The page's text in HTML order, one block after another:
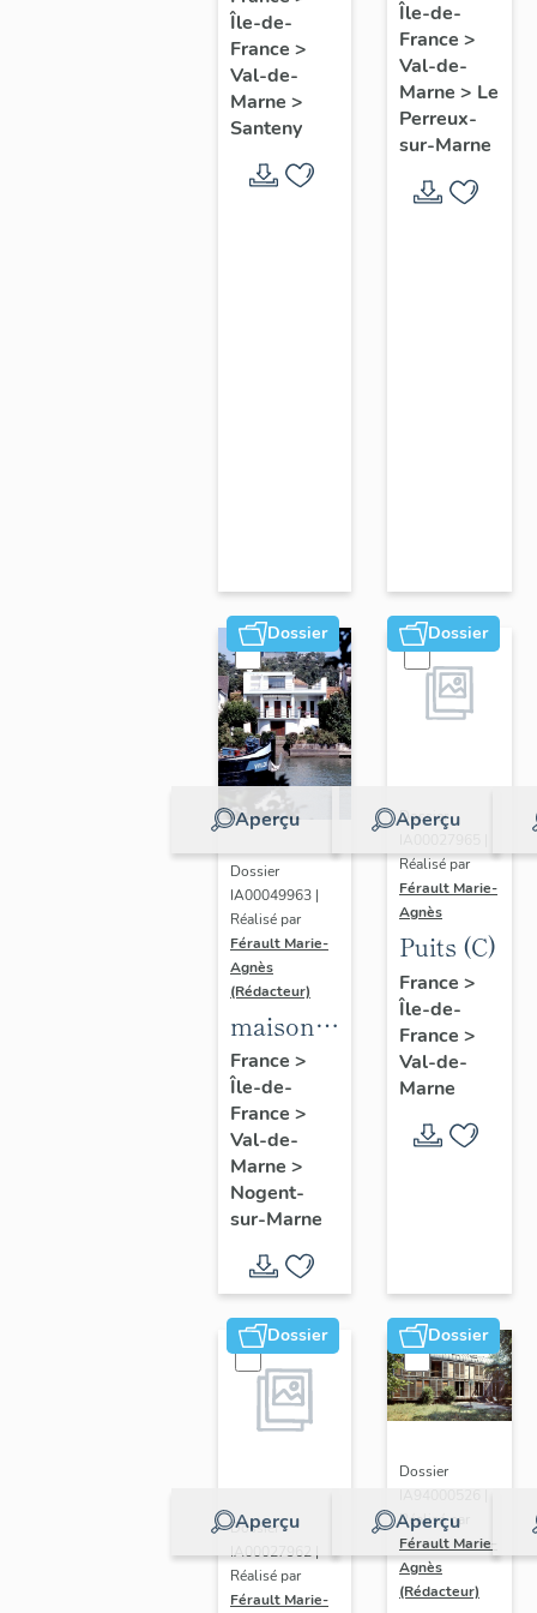
commune
de
Santeny
Île-de-
France >
Val-de-
Marne >
Santeny
commune
du
Perreux-
sur-
Marne
Île-de-
France >
Val-de-
Marne > Le
Perreux-
sur-Marne
Dossier
Aperçu
Dossier
IA00049963 |
Réalisé par
Férault Marie-
Agnès
(Rédacteur)
maisons,
immeubles
France >
Île-de-
France >
Val-de-
Marne >
Nogent-
sur-Marne
Dossier
Aperçu
Dossier
Réalisé par
Férault Marie-
Agnès
Puits (C)
France >
Île-de-
France >
Val-de-
Marne
Dossier
Aperçu
Dossier
IA00027962 |
Réalisé par
Férault Marie-
Dossier
Aperçu
Dossier
Réalisé par
Férault Marie-
Agnès
(Rédacteur)